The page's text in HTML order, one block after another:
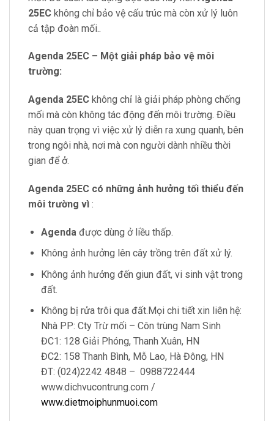
25EC không chỉ bảo vệ cấu trúc mà còn xử lý luôn
cả tập đoàn mối..
Agenda 25EC – Một giải pháp bảo vệ môi
trường:
Agenda 25EC không chỉ là giải pháp phòng chống
mối mà còn không tác động đến môi trường. Điều
này quan trọng vì việc xử lý diễn ra xung quanh, bên
trong ngôi nhà, nơi mà con người dành nhiều thời
gian để ở.
Agenda 25EC có những ảnh hưởng tối thiểu đến
môi trường vì :
Agenda được dùng ở liều thấp.
Không ảnh hưởng lên cây trồng trên đất xử lý.
Không ảnh hưởng đến giun đất, vi sinh vật trong
đất.
Không bị rửa trôi qua đất.Mọi chi tiết xin liên hệ:
Nhà PP: Cty Trừ mối – Côn trùng Nam Sinh
ĐC1: 128 Giải Phóng, Thanh Xuân, HN
ĐC2: 158 Thanh Bình, Mỗ Lao, Hà Đông, HN
ĐT: (024)2242 4848 – 0988722444
www.dichvucontrung.com /
www.dietmoiphunmuoi.com